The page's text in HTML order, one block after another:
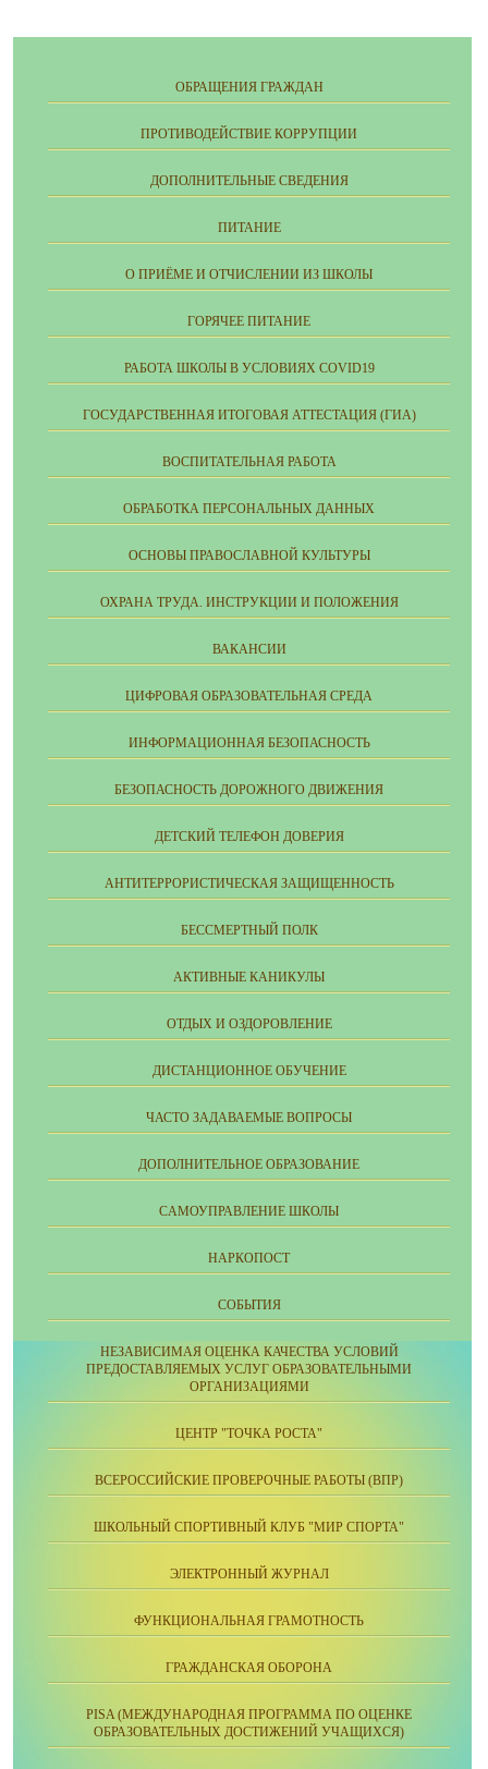
ОБРАЩЕНИЯ ГРАЖДАН
ПРОТИВОДЕЙСТВИЕ КОРРУПЦИИ
ДОПОЛНИТЕЛЬНЫЕ СВЕДЕНИЯ
ПИТАНИЕ
О ПРИЁМЕ И ОТЧИСЛЕНИИ ИЗ ШКОЛЫ
ГОРЯЧЕЕ ПИТАНИЕ
РАБОТА ШКОЛЫ В УСЛОВИЯХ COVID19
ГОСУДАРСТВЕННАЯ ИТОГОВАЯ АТТЕСТАЦИЯ (ГИА)
ВОСПИТАТЕЛЬНАЯ РАБОТА
ОБРАБОТКА ПЕРСОНАЛЬНЫХ ДАННЫХ
ОСНОВЫ ПРАВОСЛАВНОЙ КУЛЬТУРЫ
ОХРАНА ТРУДА. ИНСТРУКЦИИ И ПОЛОЖЕНИЯ
ВАКАНСИИ
ЦИФРОВАЯ ОБРАЗОВАТЕЛЬНАЯ СРЕДА
ИНФОРМАЦИОННАЯ БЕЗОПАСНОСТЬ
БЕЗОПАСНОСТЬ ДОРОЖНОГО ДВИЖЕНИЯ
ДЕТСКИЙ ТЕЛЕФОН ДОВЕРИЯ
АНТИТЕРРОРИСТИЧЕСКАЯ ЗАЩИЩЕННОСТЬ
БЕССМЕРТНЫЙ ПОЛК
АКТИВНЫЕ КАНИКУЛЫ
ОТДЫХ И ОЗДОРОВЛЕНИЕ
ДИСТАНЦИОННОЕ ОБУЧЕНИЕ
ЧАСТО ЗАДАВАЕМЫЕ ВОПРОСЫ
ДОПОЛНИТЕЛЬНОЕ ОБРАЗОВАНИЕ
CАМОУПРАВЛЕНИЕ ШКОЛЫ
НАРКОПОСТ
СОБЫТИЯ
НЕЗАВИСИМАЯ ОЦЕНКА КАЧЕСТВА УСЛОВИЙ
ПРЕДОСТАВЛЯЕМЫХ УСЛУГ ОБРАЗОВАТЕЛЬНЫМИ
ОРГАНИЗАЦИЯМИ
ЦЕНТР "ТОЧКА РОСТА"
ВСЕРОССИЙСКИЕ ПРОВЕРОЧНЫЕ РАБОТЫ (ВПР)
ШКОЛЬНЫЙ СПОРТИВНЫЙ КЛУБ "МИР СПОРТА"
ЭЛЕКТРОННЫЙ ЖУРНАЛ
ФУНКЦИОНАЛЬНАЯ ГРАМОТНОСТЬ
ГРАЖДАНСКАЯ ОБОРОНА
PISA (МЕЖДУНАРОДНАЯ ПРОГРАММА ПО ОЦЕНКЕ
ОБРАЗОВАТЕЛЬНЫХ ДОСТИЖЕНИЙ УЧАЩИХСЯ)